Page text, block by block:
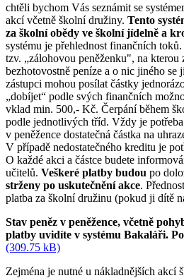
chtěli bychom Vás seznámit se
akcí včetně školní družiny. Tento
za školní obědy ve školní jídelně a
systému je přehlednost finančních
tzv. „zálohovou peněženku", na kterou
bezhotovostně peníze a o nic jiného se
zástupci mohou posílat částky
„dobíjet“ podle svých finančních
vklad min. 500,- Kč. Čerpání během
podle jednotlivých tříd. Vždy je
v peněžence dostatečná částka na
V případě nedostatečného kreditu je
O každé akci a částce budete
učitelů. Veškeré platby budou po
strženy po uskutečnění akce.
platba za školní družinu (pokud ji dítě
Stav peněz v peněžence, včetně
platby uvidíte v systému Bakaláři.
(309.75 kB)
Zejména je nutné u nákladnějších akcí